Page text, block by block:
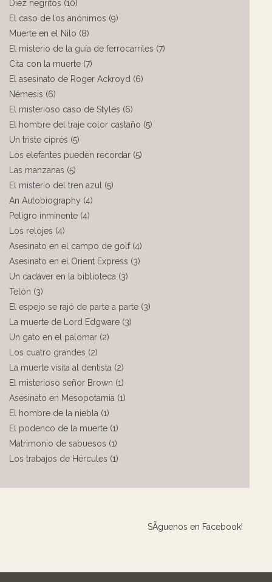
Diez negritos (10)
El caso de los anónimos (9)
Muerte en el Nilo (8)
El misterio de la guía de ferrocarriles (7)
Cita con la muerte (7)
El asesinato de Roger Ackroyd (6)
Némesis (6)
El misterioso caso de Styles (6)
El hombre del traje color castaño (5)
Un triste ciprés (5)
Los elefantes pueden recordar (5)
Las manzanas (5)
El misterio del tren azul (5)
An Autobiography (4)
Peligro inminente (4)
Los relojes (4)
Asesinato en el campo de golf (4)
Asesinato en el Orient Express (3)
Un cadáver en la biblioteca (3)
Telón (3)
El espejo se rajó de parte a parte (3)
La muerte de Lord Edgware (3)
Un gato en el palomar (2)
Los cuatro grandes (2)
La muerte visita al dentista (2)
El misterioso señor Brown (1)
Asesinato en Mesopotamia (1)
El hombre de la niebla (1)
El podenco de la muerte (1)
Matrimonio de sabuesos (1)
Los trabajos de Hércules (1)
SÃ­guenos en Facebook!